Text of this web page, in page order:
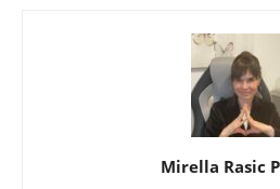
Mirella Rasic